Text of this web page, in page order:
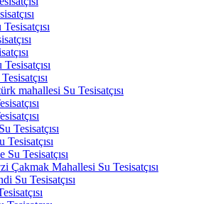
mahallesi Su Tesisatçısı
Tesisatçısı
Tesisatçısı
Çakmak Mahallesi Su Tesisatçısı
Su Tesisatçısı